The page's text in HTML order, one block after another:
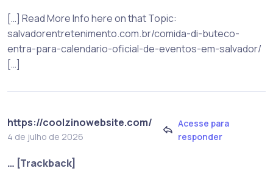
[…] Read More Info here on that Topic:
salvadorentretenimento.com.br/comida-di-buteco-
entra-para-calendario-oficial-de-eventos-em-salvador/
[…]
https://coolzinowebsite.com/
4 de julho de 2026
Acesse para
responder
… [Trackback]